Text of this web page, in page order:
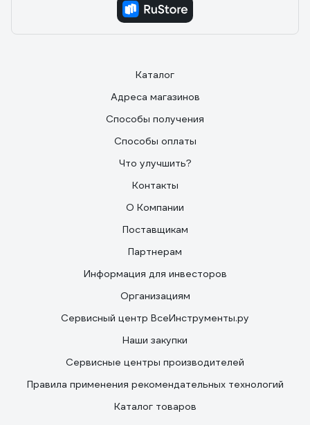
Каталог
Адреса магазинов
Способы получения
Способы оплаты
Что улучшить?
Контакты
О Компании
Поставщикам
Партнерам
Информация для инвесторов
Организациям
Сервисный центр ВсеИнструменты.ру
Наши закупки
Сервисные центры производителей
Правила применения рекомендательных технологий
Каталог товаров